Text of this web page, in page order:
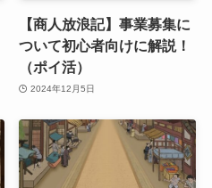
【商人放浪記】事業募集に
ついて初心者向けに解説！
（ポイ活）
2024年12月5日